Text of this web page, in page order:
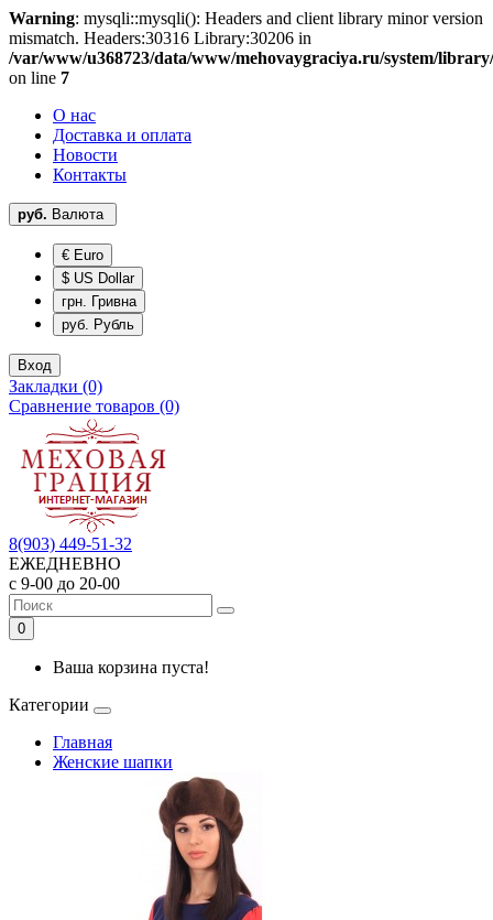
Warning: mysqli::mysqli(): Headers and client library minor version
mismatch. Headers:30316 Library:30206 in
/var/www/u368723/data/www/mehovaygraciya.ru/system/
on line 7
О нас
Доставка и оплата
Новости
Контакты
руб. Валюта
€ Euro
$ US Dollar
грн. Гривна
руб. Рубль
Вход
Закладки (0)
Сравнение товаров (0)
8(903) 449-51-32
ЕЖЕДНЕВНО
с 9-00 до 20-00
0
Ваша корзина пуста!
Категории
Главная
Женские шапки